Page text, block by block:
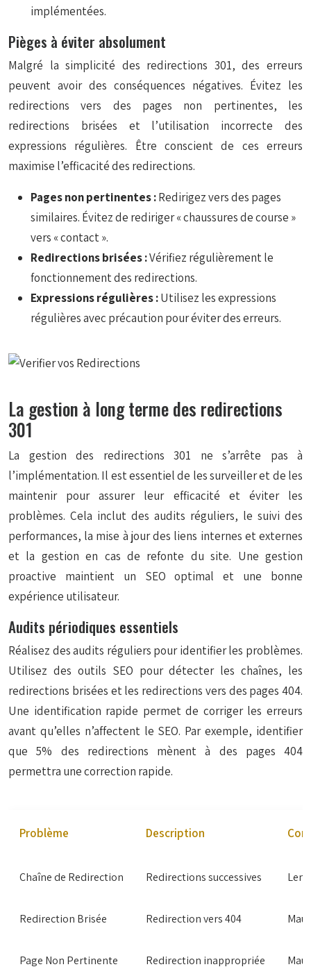
implémentées.
Pièges à éviter absolument
Malgré la simplicité des redirections 301, des erreurs
peuvent avoir des conséquences négatives. Évitez les
redirections vers des pages non pertinentes, les
redirections brisées et l’utilisation incorrecte des
expressions régulières. Être conscient de ces erreurs
maximise l’efficacité des redirections.
Pages non pertinentes :Redirigez vers des pages
similaires. Évitez de rediriger « chaussures de course »
vers « contact ».
Redirections brisées :Vérifiez régulièrement le
fonctionnement des redirections.
Expressions régulières :Utilisez les expressions
régulières avec précaution pour éviter des erreurs.
La gestion à long terme des redirections
301
La gestion des redirections 301 ne s’arrête pas à
l’implémentation. Il est essentiel de les surveiller et de les
maintenir pour assurer leur efficacité et éviter les
problèmes. Cela inclut des audits réguliers, le suivi des
performances, la mise à jour des liens internes et externes
et la gestion en cas de refonte du site. Une gestion
proactive maintient un SEO optimal et une bonne
expérience utilisateur.
Audits périodiques essentiels
Réalisez des audits réguliers pour identifier les problèmes.
Utilisez des outils SEO pour détecter les chaînes, les
redirections brisées et les redirections vers des pages 404.
Une identification rapide permet de corriger les erreurs
avant qu’elles n’affectent le SEO. Par exemple, identifier
que 5% des redirections mènent à des pages 404
permettra une correction rapide.
Problème Description
Chaîne de Redirection Redirections successives
Redirection Brisée Redirection vers 404
Page Non Pertinente Redirection inappropriée